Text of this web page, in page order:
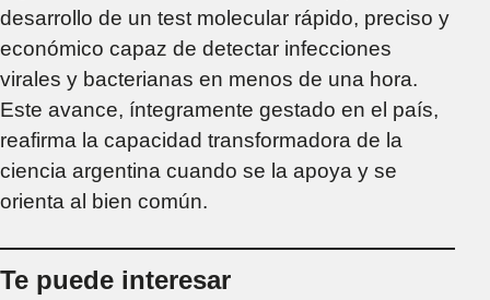
desarrollo de un test molecular rápido, preciso y
económico capaz de detectar infecciones
virales y bacterianas en menos de una hora.
Este avance, íntegramente gestado en el país,
reafirma la capacidad transformadora de la
ciencia argentina cuando se la apoya y se
orienta al bien común.
Te puede interesar